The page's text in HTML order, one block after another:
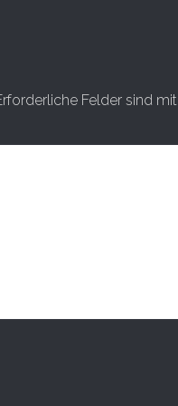
Felder sind mit